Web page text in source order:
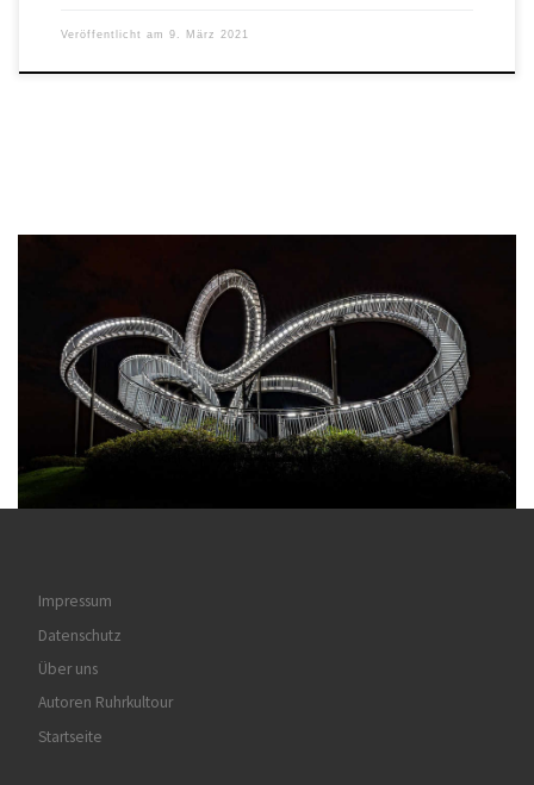
Veröffentlicht am 9. März 2021
Impressum
Datenschutz
Über uns
Autoren Ruhrkultour
Startseite